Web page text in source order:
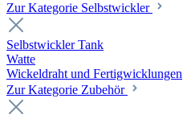
Zur Kategorie Selbstwickler
Selbstwickler Tank
Watte
Wickeldraht und Fertigwicklungen
Zur Kategorie Zubehör